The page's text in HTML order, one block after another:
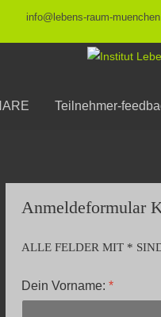
info@lebens-raum-
Teilnehmer-
Anmeldeformular
ALLE FELDER MIT *
Dein Vorname: *